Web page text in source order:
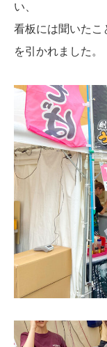
い、
看板には聞いたこ
を引かれました。